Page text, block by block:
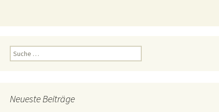
u
n
Neueste Beiträge